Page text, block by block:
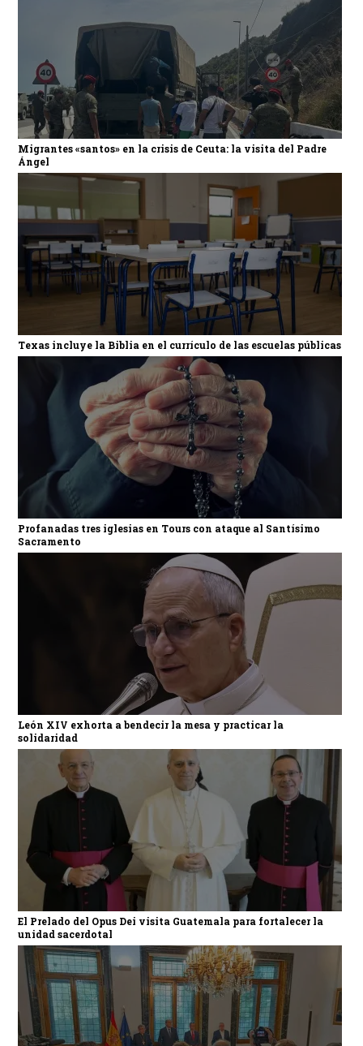
Migrantes «santos» en la crisis de Ceuta: la visita del Padre
Ángel
Texas incluye la Biblia en el currículo de las escuelas públicas
Profanadas tres iglesias en Tours con ataque al Santísimo
Sacramento
León XIV exhorta a bendecir la mesa y practicar la
solidaridad
El Prelado del Opus Dei visita Guatemala para fortalecer la
unidad sacerdotal